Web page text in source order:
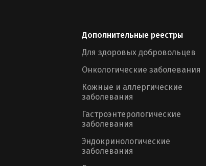
Дополнительные реестры
Для здоровых добровольцев
Онкологические заболевания
Кожные и аллергические
заболевания
Гастроэнтерологические
заболевания
Эндокринологические
заболевания